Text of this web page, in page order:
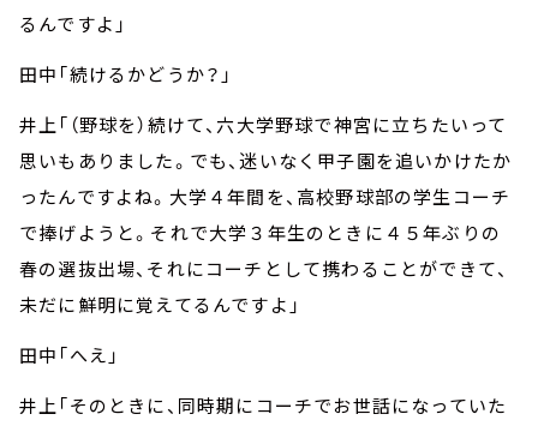
るんですよ」
田中「続けるかどうか？」
井上「（野球を）続けて、六大学野球で神宮に立ちたいって
思いもありました。でも、迷いなく甲子園を追いかけたか
ったんですよね。大学４年間を、高校野球部の学生コーチ
で捧げようと。それで大学３年生のときに４５年ぶりの
春の選抜出場、それにコーチとして携わることができて、
未だに鮮明に覚えてるんですよ」
田中「へえ」
井上「そのときに、同時期にコーチでお世話になっていた